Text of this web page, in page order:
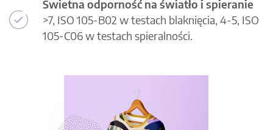
Świetna odporność na światło i spieranie
>7, ISO 105-B02 w testach blaknięcia, 4-5, ISO
105-C06 w testach spieralności.